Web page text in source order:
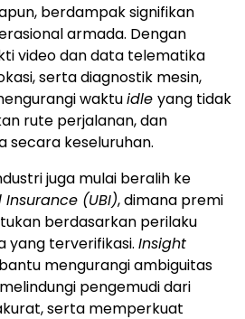
berdampak signifikan
armada. Dengan
video dan data telematika
serta diagnostik mesin,
waktuidle yang tidak
rute perjalanan, dan
secara keseluruhan.
juga mulai beralih ke
(UBI), dimana premi
berdasarkan perilaku
yang terverifikasi. Insight
mengurangi ambiguitas
pengemudi dari
serta memperkuat